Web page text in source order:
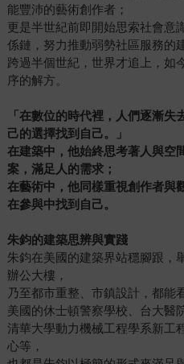
能豐沛的藝術創作者；
更是半世紀前即開始思索社會
係鏈，努力推動弱勢社區服務的
跨過半個世紀，世界才追上，如
序的解方。
「在數位的時代裡，人們逐漸
己的選擇找到自己。」
在建築中，他始終思考著人與空
案，滿足人的需求；
在藝術中，他同樣重視創作者與
在參與中找到自己。
朱鈞的建築思辨與實踐
朱鈞在美國的建築界站穩腳跟，
辦公大樓，
乃至都市重整、市鎮設計，都能
美國的休士頓警察學校、台大醫
清華大學動力機械工程學系新工
心等，